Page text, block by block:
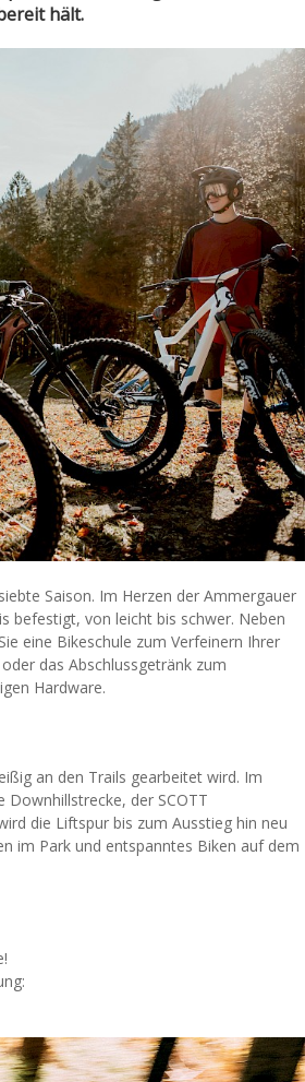
hält.
Saison. Im Herzen der Ammergauer
befestigt, von leicht bis schwer. Neben
eine Bikeschule zum Verfeinern Ihrer
das Abschlussgetränk zum
Hardware.
an den Trails gearbeitet wird. Im
der SCOTT
die Liftspur bis zum Ausstieg hin neu
im Park und entspanntes Biken auf dem